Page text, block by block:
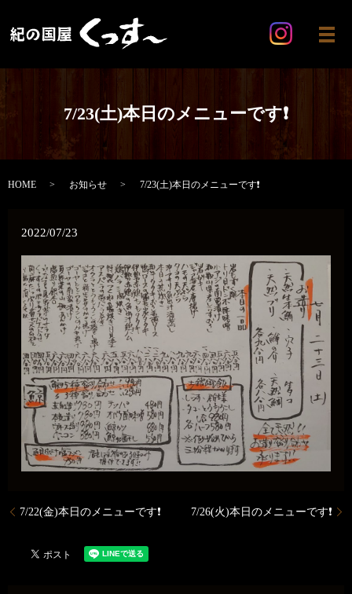
メ
7/23(土)本日のメニューです❗
HOME お知らせ 7/23(土)本日のメニューです❗
2022/07/23
7/22(金)本日のメニューです❗ 7/26(火)本日のメニューです❗